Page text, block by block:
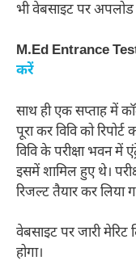
भी वेबसाइट पर अपलोड
M.Ed Entrance
करें
साथ ही एक सप्ताह में
पूरा कर विवि को
विवि के परीक्षा भवन में
इसमें शामिल हुए थे।
रिजल्ट तैयार कर लिया
वेबसाइट पर जारी
होगा।